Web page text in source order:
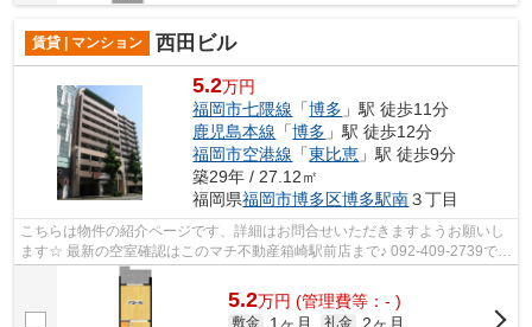
賃貸 | マンション 西田ビル
5.2万円
福岡市七隈線 「博多 」駅 徒歩11分
鹿児島本線 「博多 」駅 徒歩12分
福岡市空港線 「東比恵 」駅 徒歩9分
築29年 / 27.12㎡
福岡県福岡市博多区博多駅南３丁目
こちらは物件の紹介ページです、詳細はお問合せいただきますようお願いし
ます☆ 最新の空室確認はこのマチ不動産箱崎駅前店まで♪ 092-409-2739で
す！迅速に対応致します！！！！！♪
5.2万円 (管理費等：- )
敷金 礼金